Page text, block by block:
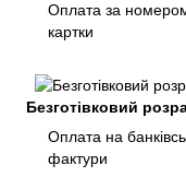
Оплата за номером
картки
Безготівковий
Оплата на
фактури